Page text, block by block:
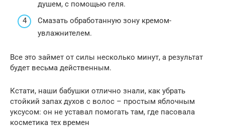
душем, с помощью геля.
Смазать обработанную зону кремом-
увлажнителем.
Все это займет от силы несколько минут, а результат
будет весьма действенным.
Кстати, наши бабушки отлично знали, как убрать
стойкий запах духов с волос – простым яблочным
уксусом: он не уставал помогать там, где пасовала
косметика тех времен